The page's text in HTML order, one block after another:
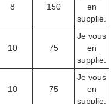
8 150
en
supplie.
10 75
Je vous
en
supplie.
10 75
Je vous
en
supplie.